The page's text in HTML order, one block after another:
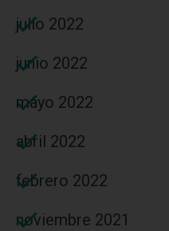
julio 2022
junio 2022
mayo 2022
abril 2022
febrero 2022
noviembre 2021